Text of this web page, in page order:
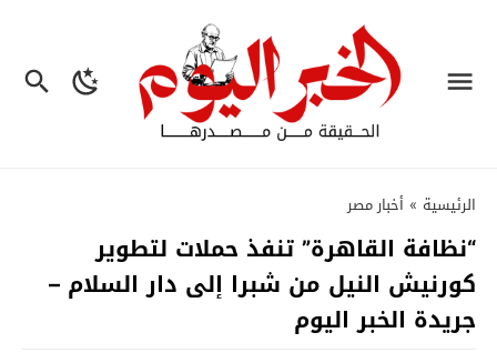
الرئيسية » أخبار مصر
“نظافة القاهرة” تنفذ حملات لتطوير
كورنيش النيل من شبرا إلى دار السلام –
جريدة الخبر اليوم